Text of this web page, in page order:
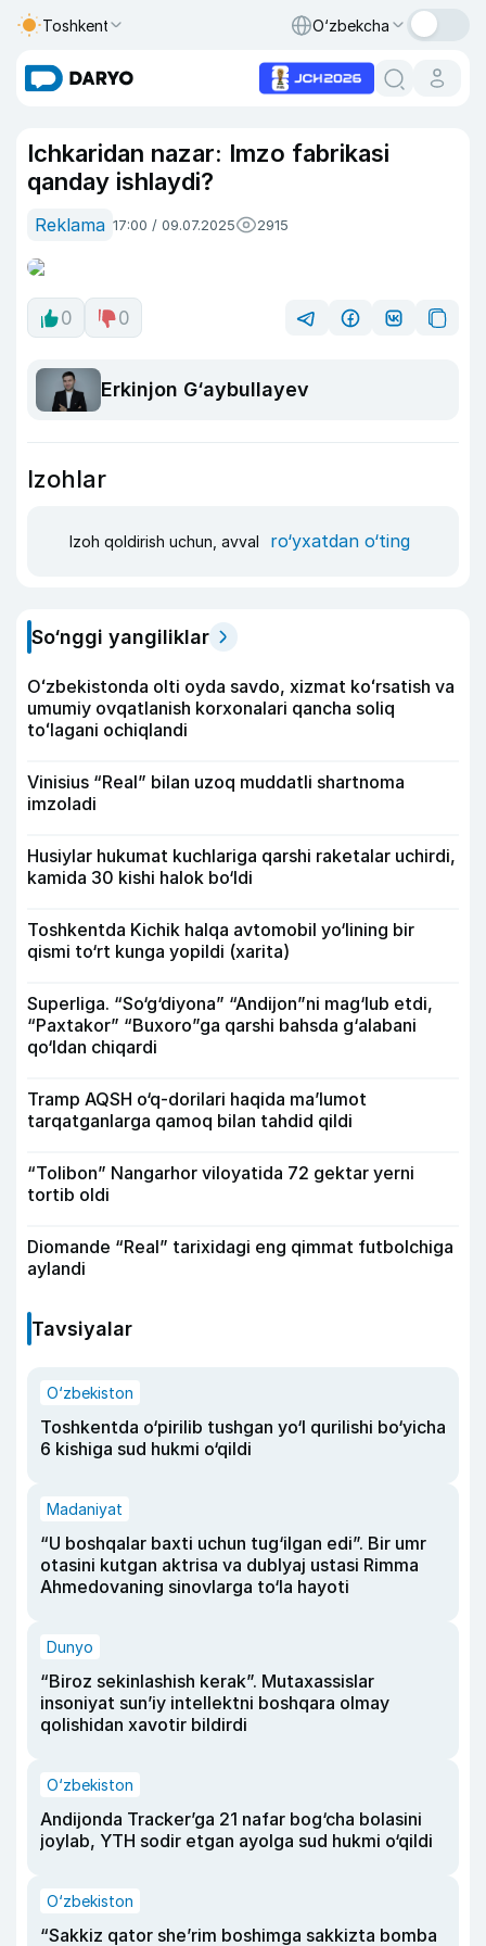
Toshkent O‘zbekcha
Ichkaridan nazar: Imzo fabrikasi
qanday ishlaydi?
Reklama 17:00 / 09.07.2025 2915
0 0
Erkinjon G‘aybullayev
Izohlar
Izoh qoldirish uchun, avval ro‘yxatdan o‘ting
So‘nggi yangiliklar
Oʻzbekistonda olti oyda savdo, xizmat koʻrsatish va
umumiy ovqatlanish korxonalari qancha soliq
toʻlagani ochiqlandi
Vinisius “Real” bilan uzoq muddatli shartnoma
imzoladi
Husiylar hukumat kuchlariga qarshi raketalar uchirdi,
kamida 30 kishi halok bo‘ldi
Toshkentda Kichik halqa avtomobil yo‘lining bir
qismi to‘rt kunga yopildi (xarita)
Superliga. “So‘g‘diyona” “Andijon”ni mag‘lub etdi,
“Paxtakor” “Buxoro”ga qarshi bahsda g‘alabani
qo‘ldan chiqardi
Tramp AQSH o‘q-dorilari haqida ma’lumot
tarqatganlarga qamoq bilan tahdid qildi
“Tolibon” Nangarhor viloyatida 72 gektar yerni
tortib oldi
Diomande “Real” tarixidagi eng qimmat futbolchiga
aylandi
Tavsiyalar
O‘zbekiston
Toshkentda o‘pirilib tushgan yo‘l qurilishi bo‘yicha
6 kishiga sud hukmi o‘qildi
Madaniyat
“U boshqalar baxti uchun tug‘ilgan edi”. Bir umr
otasini kutgan aktrisa va dublyaj ustasi Rimma
Ahmedovaning sinovlarga to‘la hayoti
Dunyo
“Biroz sekinlashish kerak”. Mutaxassislar
insoniyat sun’iy intellektni boshqara olmay
qolishidan xavotir bildirdi
O‘zbekiston
Andijonda Tracker’ga 21 nafar bog‘cha bolasini
joylab, YTH sodir etgan ayolga sud hukmi o‘qildi
O‘zbekiston
“Sakkiz qator she’rim boshimga sakkizta bomba